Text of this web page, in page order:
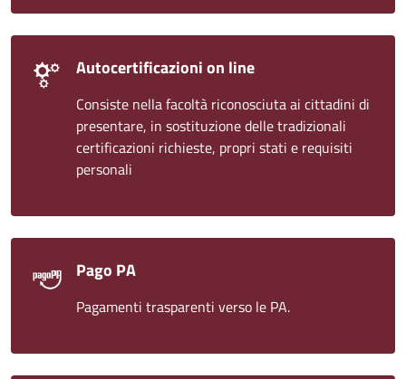
Autocertificazioni on line
Consiste nella facoltà riconosciuta ai cittadini di
presentare, in sostituzione delle tradizionali
certificazioni richieste, propri stati e requisiti
personali
Pago PA
Pagamenti trasparenti verso le PA.